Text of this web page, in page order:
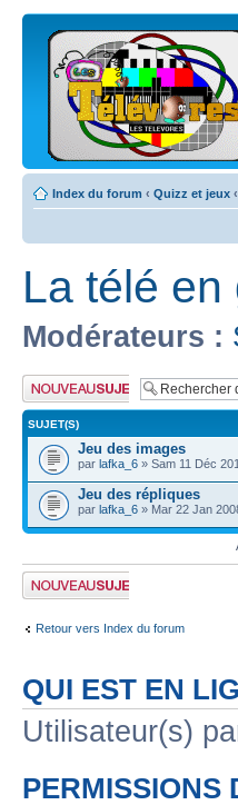
Index du forum ‹ Quizz et jeux ‹
La télé
Modérateurs :
Publier un nouveau
sujet
SUJET(S)
Jeu des images
par lafka_6 » Sam 11 Déc
Jeu des répliques
par lafka_6 » Mar 22 Jan
Publier un nouveau
sujet
Retour vers Index du forum
QUI EST EN
Utilisateur(s)
PERMISSIONS